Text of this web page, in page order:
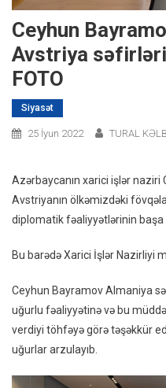
Ceyhun
Avstriya
FOTO
Siyasət
25 İyun 2022 TURAL
Azərbaycanın xarici işlər
Avstriyanın ölkəmizdəki
diplomatik fəaliyyətlərinin başa
Bu barədə Xarici İşlər Nazirliyi
Ceyhun Bayramov Almaniya
uğurlu fəaliyyətinə və bu
verdiyi töhfəyə görə təşəkkür
uğurlar arzulayıb.